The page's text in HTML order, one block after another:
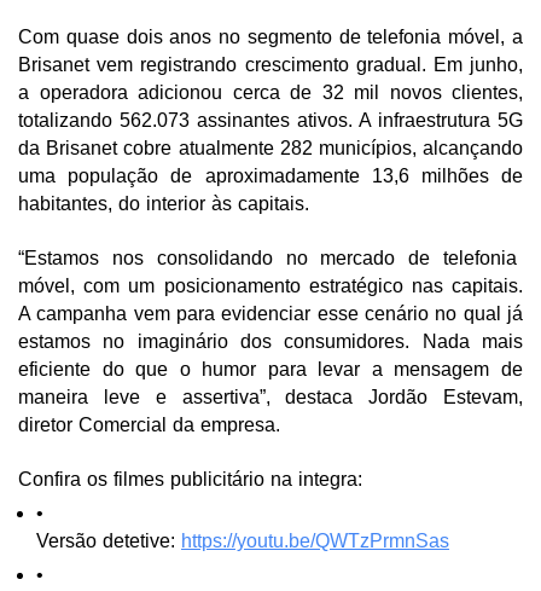
Com quase dois anos no segmento de telefonia móvel, a
Brisanet vem registrando crescimento gradual. Em junho,
a operadora adicionou cerca de 32 mil novos clientes,
totalizando 562.073 assinantes ativos. A infraestrutura 5G
da Brisanet cobre atualmente 282 municípios, alcançando
uma população de aproximadamente 13,6 milhões de
habitantes, do interior às capitais.
“Estamos nos consolidando no mercado de telefonia
móvel, com um posicionamento estratégico nas capitais.
A campanha vem para evidenciar esse cenário no qual já
estamos no imaginário dos consumidores. Nada mais
eficiente do que o humor para levar a mensagem de
maneira leve e assertiva”, destaca Jordão Estevam,
diretor Comercial da empresa.
Confira os filmes publicitário na integra:
Versão detetive: https://youtu.be/QWTzPrmnSas